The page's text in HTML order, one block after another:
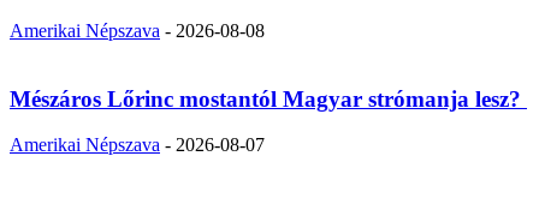
Amerikai Népszava - 2026-08-08
Mészáros Lőrinc mostantól Magyar strómanja lesz?
Amerikai Népszava - 2026-08-07